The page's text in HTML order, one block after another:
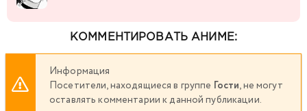
КОММЕНТИРОВАТЬ АНИМЕ:
Информация
Посетители, находящиеся в группе Гости, не могут
оставлять комментарии к данной публикации.